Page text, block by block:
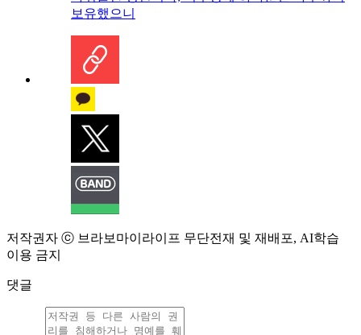
보유했으니
저작권자 ⓒ 브라보마이라이프 무단전재 및 재배포, AI학습
이용 금지
댓글